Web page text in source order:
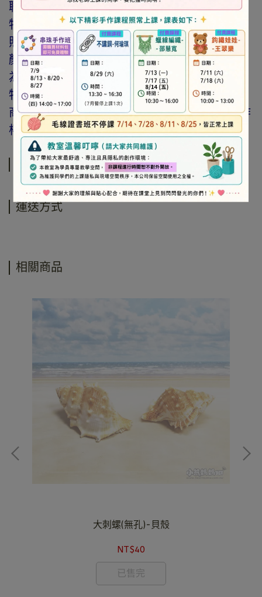
聯繫。
特價商品，會員不再提供折扣優惠。
照片因拍攝光線與螢幕色差而有所差異，實際
顏色與網路呈現略有不同，將以實際出貨商品
為準。
特價品、客訂商品、毛線、緞帶、繩線、零碼
商品、工具、消耗性商品(如膠類…等)，與著作
權商品(如書籍…等)，恕不接受退換貨。
規格說明
運送方式
相關商品
大刺螺(無孔)-貝殼
NT$40
已售完